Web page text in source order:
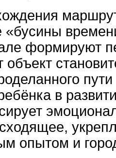
«бусины
формируют
объект
в
опытом и